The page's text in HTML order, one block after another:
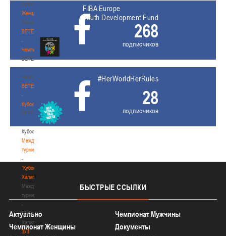
Кубок
Женщины
Женщины
BETERA
-
Чемпионат
BETERA
-
Чемпионат
BETERA
-
Кубок
BETERA
-
Кубок
Международный
турнир
-
"Кубок
Халипского"
Международный
турнир
-
"Кубок
Халипского"
3x3
FIBA Europe
Youth Development Fund
268
подписчиков
#HerWorldHerRules
28
подписчиков
БЫСТРЫЕ ССЫЛКИ
Актуально
Чемпионат Мужчины
Чемпионат Женщины
Документы